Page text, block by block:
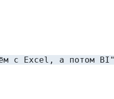
с Excel, а потом BI"